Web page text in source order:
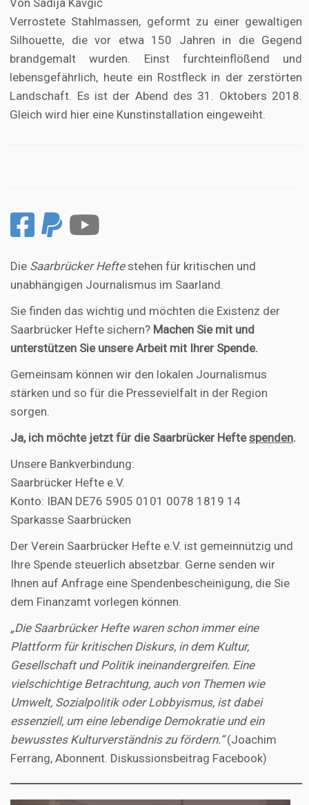
Von Sadija Kavgić
Verrostete Stahlmassen, geformt zu einer gewaltigen
Silhouette, die vor etwa 150 Jahren in die Gegend
brandgemalt wurden. Einst furchteinflößend und
lebensgefährlich, heute ein Rostfleck in der zerstörten
Landschaft. Es ist der Abend des 31. Oktobers 2018.
Gleich wird hier eine Kunstinstallation eingeweiht.
Die Saarbrücker Heftestehen für kritischen und
unabhängigen Journalismus im Saarland.
Sie finden das wichtig und möchten die Existenz der
Saarbrücker Hefte sichern? Machen Sie mit und
unterstützen Sie unsere Arbeit mit Ihrer Spende.
Gemeinsam können wir den lokalen Journalismus
stärken und so für die Pressevielfalt in der Region
sorgen.
Ja, ich möchte jetzt für die Saarbrücker Heftespenden.
Unsere Bankverbindung:
Saarbrücker Hefte e.V.
Konto: IBAN DE76 5905 0101 0078 1819 14
Sparkasse Saarbrücken
Der Verein Saarbrücker Hefte e.V. ist gemeinnützig und
Ihre Spende steuerlich absetzbar. Gerne senden wir
Ihnen auf Anfrage eine Spendenbescheinigung, die Sie
dem Finanzamt vorlegen können.
„Die Saarbrücker Hefte waren schon immer eine
Plattform für kritischen Diskurs, in dem Kultur,
Gesellschaft und Politik ineinandergreifen. Eine
vielschichtige Betrachtung, auch von Themen wie
Umwelt, Sozialpolitik oder Lobbyismus, ist dabei
essenziell, um eine lebendige Demokratie und ein
bewusstes Kulturverständnis zu fördern.“(Joachim
Ferrang, Abonnent. Diskussionsbeitrag Facebook)